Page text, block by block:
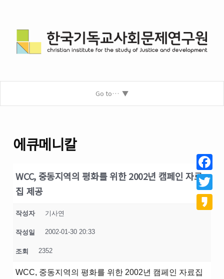
Go to…
에큐메니칼
WCC, 중동지역의 평화를 위한 2002년 캠페인 자료
집 제공
작성자 기사연
작성일 2002-01-30 20:33
조회 2352
WCC, 중동지역의 평화를 위한 2002년 캠페인 자료집
Twitter